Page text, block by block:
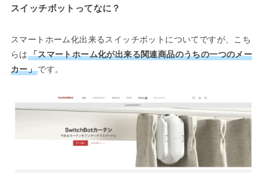
スイッチボットってなに？
スマートホーム化出来るスイッチボットについてですが、こち
らは 「スマートホーム化が出来る関連商品のうちの一つのメー
カー」です。